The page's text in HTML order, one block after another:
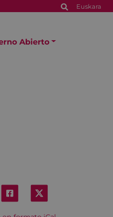
Euskara
Abierto